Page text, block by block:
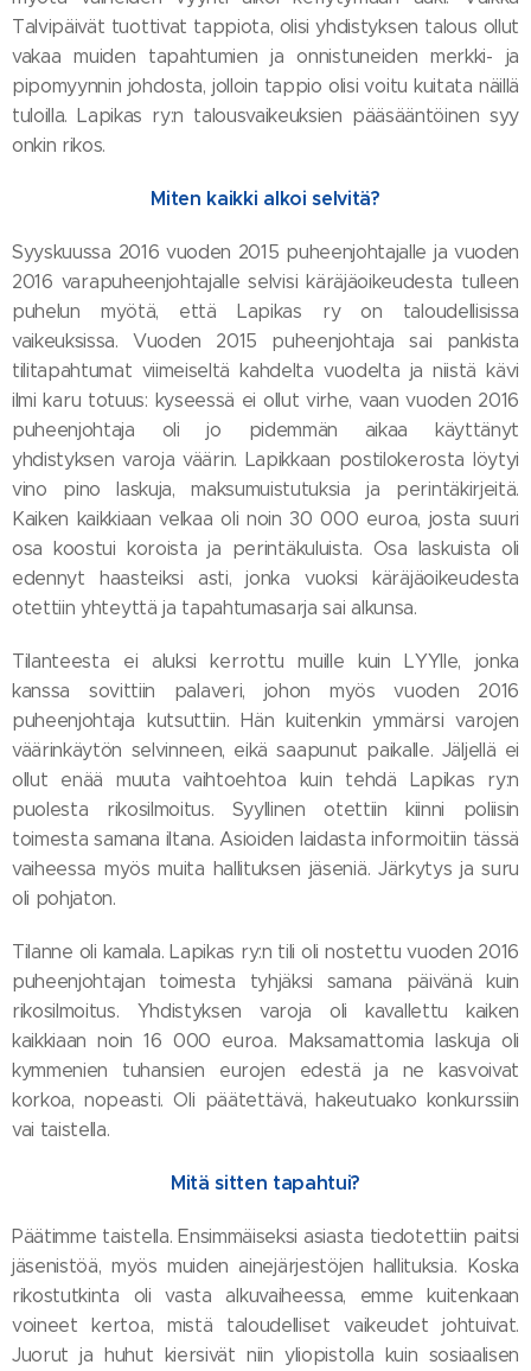
Talvipäivät tuottivat tappiota, olisi yhdistyksen talous ollut
vakaa muiden tapahtumien ja onnistuneiden merkki- ja
pipomyynnin johdosta, jolloin tappio olisi voitu kuitata näillä
tuloilla. Lapikas ry:n talousvaikeuksien pääsääntöinen syy
onkin rikos.
Miten kaikki alkoi selvitä?
Syyskuussa 2016 vuoden 2015 puheenjohtajalle ja vuoden
2016 varapuheenjohtajalle selvisi käräjäoikeudesta tulleen
puhelun myötä, että Lapikas ry on taloudellisissa
vaikeuksissa. Vuoden 2015 puheenjohtaja sai pankista
tilitapahtumat viimeiseltä kahdelta vuodelta ja niistä kävi
ilmi karu totuus: kyseessä ei ollut virhe, vaan vuoden 2016
puheenjohtaja oli jo pidemmän aikaa käyttänyt
yhdistyksen varoja väärin. Lapikkaan postilokerosta löytyi
vino pino laskuja, maksumuistutuksia ja perintäkirjeitä.
Kaiken kaikkiaan velkaa oli noin 30 000 euroa, josta suuri
osa koostui koroista ja perintäkuluista. Osa laskuista oli
edennyt haasteiksi asti, jonka vuoksi käräjäoikeudesta
otettiin yhteyttä ja tapahtumasarja sai alkunsa.
Tilanteesta ei aluksi kerrottu muille kuin LYYlle, jonka
kanssa sovittiin palaveri, johon myös vuoden 2016
puheenjohtaja kutsuttiin. Hän kuitenkin ymmärsi varojen
väärinkäytön selvinneen, eikä saapunut paikalle. Jäljellä ei
ollut enää muuta vaihtoehtoa kuin tehdä Lapikas ry:n
puolesta rikosilmoitus. Syyllinen otettiin kiinni poliisin
toimesta samana iltana. Asioiden laidasta informoitiin tässä
vaiheessa myös muita hallituksen jäseniä. Järkytys ja suru
oli pohjaton.
Tilanne oli kamala. Lapikas ry:n tili oli nostettu vuoden 2016
puheenjohtajan toimesta tyhjäksi samana päivänä kuin
rikosilmoitus. Yhdistyksen varoja oli kavallettu kaiken
kaikkiaan noin 16 000 euroa. Maksamattomia laskuja oli
kymmenien tuhansien eurojen edestä ja ne kasvoivat
korkoa, nopeasti. Oli päätettävä, hakeutuako konkurssiin
vai taistella.
Mitä sitten tapahtui?
Päätimme taistella. Ensimmäiseksi asiasta tiedotettiin paitsi
jäsenistöä, myös muiden ainejärjestöjen hallituksia. Koska
rikostutkinta oli vasta alkuvaiheessa, emme kuitenkaan
voineet kertoa, mistä taloudelliset vaikeudet johtuivat.
Juorut ja huhut kiersivät niin yliopistolla kuin sosiaalisen